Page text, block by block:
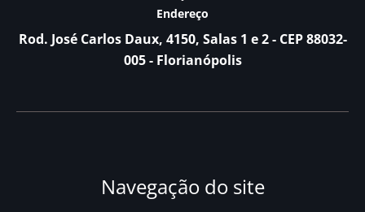
Endereço
Rod. José Carlos Daux, 4150, Salas 1 e 2 - CEP 88032-
005 - Florianópolis
Navegação do site